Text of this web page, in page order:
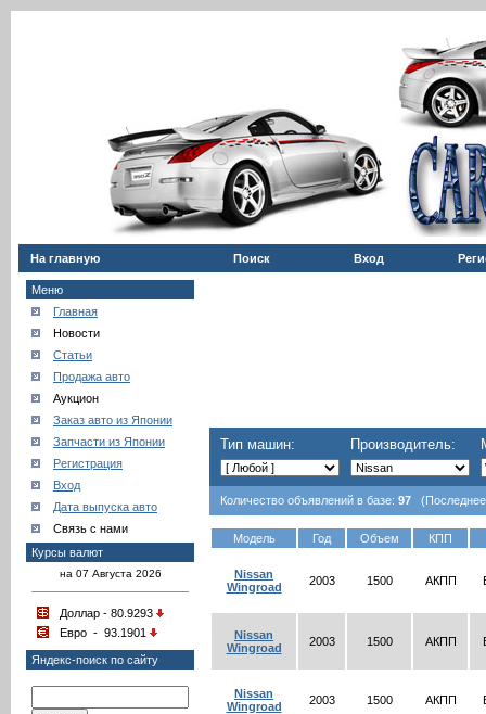
На главную Поиск Вход
Меню
Главная
Новости
Статьи
Продажа авто
Аукцион
Заказ авто из Японии
Запчасти из Японии
Регистрация
Вход
Дата выпуска авто
Связь с нами
Курсы валют
на 07 Августа 2026
Доллар - 80.9293
Евро - 93.1901
Яндекс-поиск по сайту
Тип машин: Производитель:
Количество объявлений в базе: 97 (Последнее
Модель Год Объем КПП
Nissan
Wingroad
2003 1500 АКПП
Nissan
Wingroad
2003 1500 АКПП
Nissan
Wingroad
2003 1500 АКПП